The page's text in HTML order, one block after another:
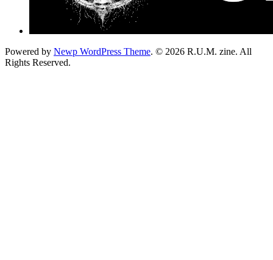
Powered by Newp WordPress Theme. © 2026 R.U.M. zine. All
Rights Reserved.